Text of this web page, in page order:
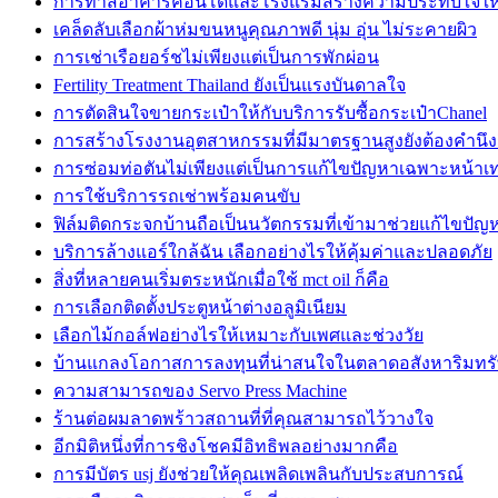
เคล็ดลับเลือกผ้าห่มขนหนูคุณภาพดี นุ่ม อุ่น ไม่ระคายผิว
การเช่าเรือยอร์ชไม่เพียงแต่เป็นการพักผ่อน
Fertility Treatment Thailand ยังเป็นแรงบันดาลใจ
การตัดสินใจขายกระเป๋าให้กับบริการรับซื้อกระเป๋าChanel
การสร้างโรงงานอุตสาหกรรมที่มีมาตรฐานสูงยังต้องคำนึ
การซ่อมท่อตันไม่เพียงแต่เป็นการแก้ไขปัญหาเฉพาะหน้าเ
การใช้บริการรถเช่าพร้อมคนขับ
ฟิล์มติดกระจกบ้านถือเป็นนวัตกรรมที่เข้ามาช่วยแก้ไขปัญ
บริการล้างแอร์ใกล้ฉัน เลือกอย่างไรให้คุ้มค่าและปลอดภัย
สิ่งที่หลายคนเริ่มตระหนักเมื่อใช้ mct oil ก็คือ
การเลือกติดตั้งประตูหน้าต่างอลูมิเนียม
เลือกไม้กอล์ฟอย่างไรให้เหมาะกับเพศและช่วงวัย
บ้านแกลงโอกาสการลงทุนที่น่าสนใจในตลาดอสังหาริมท
ความสามารถของ Servo Press Machine
ร้านต่อผมลาดพร้าวสถานที่ที่คุณสามารถไว้วางใจ
อีกมิติหนึ่งที่การชิงโชคมีอิทธิพลอย่างมากคือ
การมีบัตร usj ยังช่วยให้คุณเพลิดเพลินกับประสบการณ์